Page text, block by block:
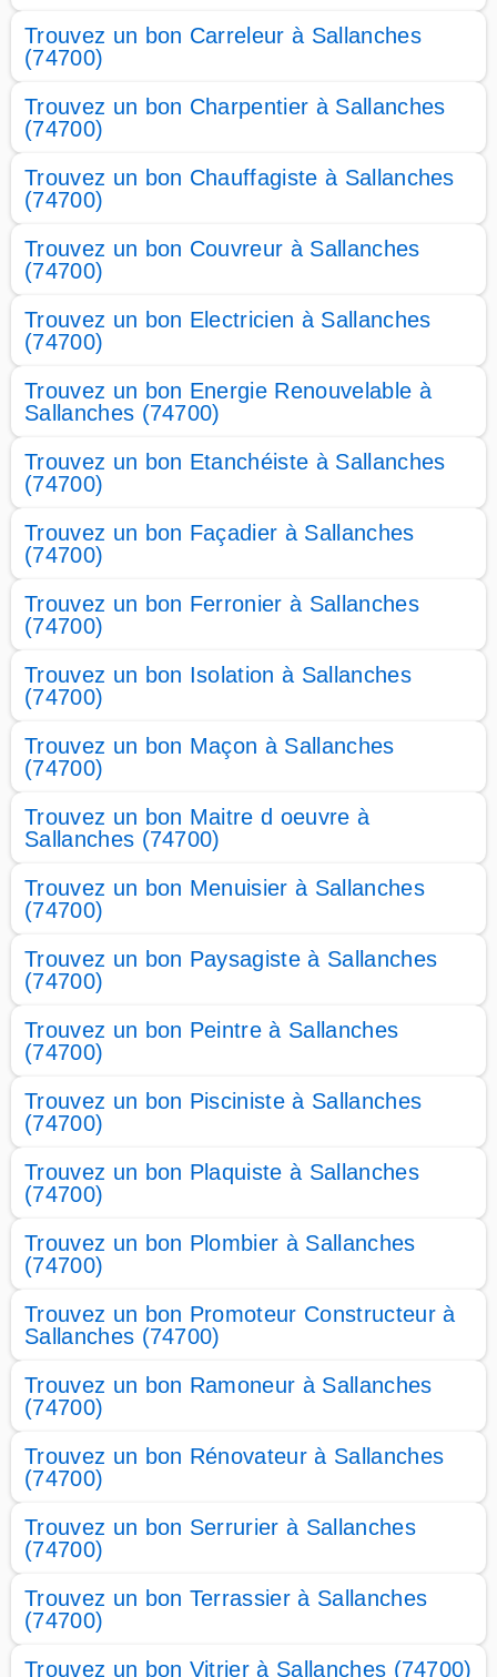
Trouvez un bon Carreleur à Sallanches
(74700)
Trouvez un bon Charpentier à Sallanches
(74700)
Trouvez un bon Chauffagiste à Sallanches
(74700)
Trouvez un bon Couvreur à Sallanches
(74700)
Trouvez un bon Electricien à Sallanches
(74700)
Trouvez un bon Energie Renouvelable à
Sallanches (74700)
Trouvez un bon Etanchéiste à Sallanches
(74700)
Trouvez un bon Façadier à Sallanches
(74700)
Trouvez un bon Ferronier à Sallanches
(74700)
Trouvez un bon Isolation à Sallanches
(74700)
Trouvez un bon Maçon à Sallanches
(74700)
Trouvez un bon Maitre d oeuvre à
Sallanches (74700)
Trouvez un bon Menuisier à Sallanches
(74700)
Trouvez un bon Paysagiste à Sallanches
(74700)
Trouvez un bon Peintre à Sallanches
(74700)
Trouvez un bon Pisciniste à Sallanches
(74700)
Trouvez un bon Plaquiste à Sallanches
(74700)
Trouvez un bon Plombier à Sallanches
(74700)
Trouvez un bon Promoteur Constructeur à
Sallanches (74700)
Trouvez un bon Ramoneur à Sallanches
(74700)
Trouvez un bon Rénovateur à Sallanches
(74700)
Trouvez un bon Serrurier à Sallanches
(74700)
Trouvez un bon Terrassier à Sallanches
(74700)
Trouvez un bon Vitrier à Sallanches (74700)